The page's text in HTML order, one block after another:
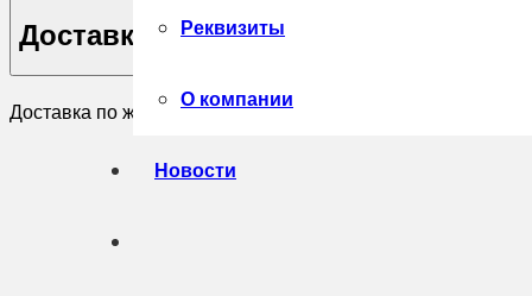
Реквизиты
О компании
Новости
Доставка
Доставка по желанию покупателя.